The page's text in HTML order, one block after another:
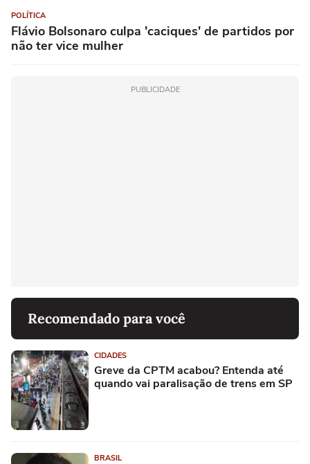
POLÍTICA
Flávio Bolsonaro culpa 'caciques' de partidos por
não ter vice mulher
PUBLICIDADE
Recomendado para você
CIDADES
Greve da CPTM acabou? Entenda até
quando vai paralisação de trens em SP
BRASIL